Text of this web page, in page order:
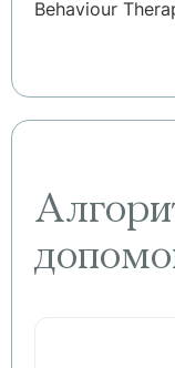
Behaviour